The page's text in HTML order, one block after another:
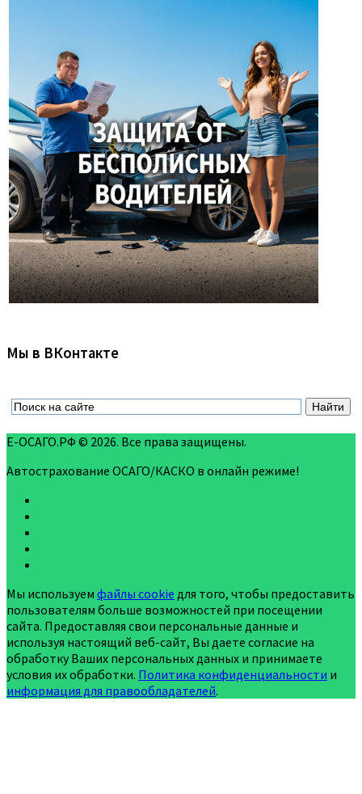
Мы в ВКонтакте
Е-ОСАГО.РФ © 2026. Все права защищены.
Автострахование ОСАГО/КАСКО в онлайн режиме!
Мы используем файлы cookie для того, чтобы предоставить
пользователям больше возможностей при посещении
сайта. Предоставляя свои персональные данные и
используя настоящий веб-сайт, Вы даете согласие на
обработку Ваших персональных данных и принимаете
условия их обработки. Политика конфиденциальности и
информация для правообладателей.